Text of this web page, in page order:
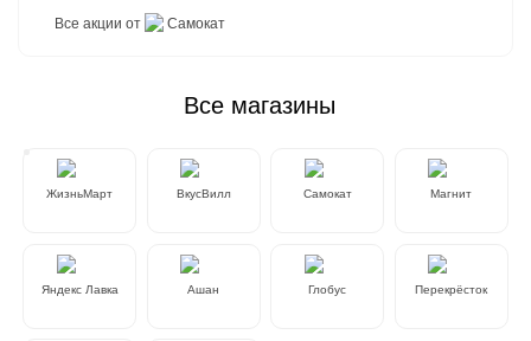
Все акции от Самокат
Все магазины
ЖизньМарт ВкусВилл Самокат Магнит
Яндекс Лавка Ашан Глобус Перекрёсток